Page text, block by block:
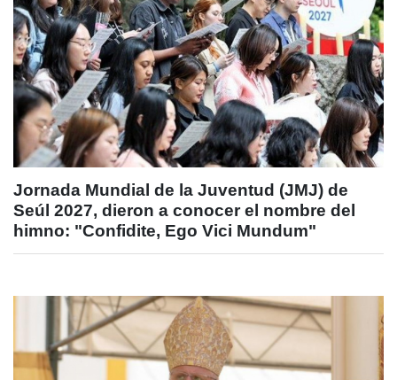
Jornada Mundial de la Juventud (JMJ) de
Seúl 2027, dieron a conocer el nombre del
himno: "Confidite, Ego Vici Mundum"